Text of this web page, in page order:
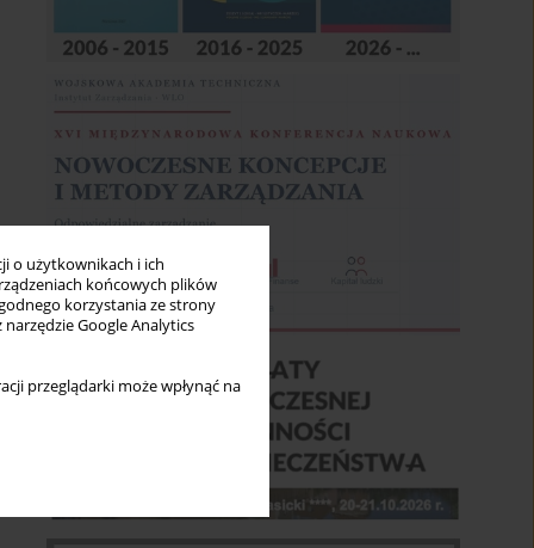
o użytkownikach i ich
końcowych plików
korzystania ze strony
Google Analytics
przeglądarki może wpłynąć na